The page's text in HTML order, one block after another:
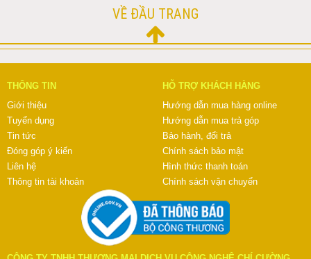
VỀ ĐẦU TRANG
THÔNG TIN
Giới thiệu
Tuyển dụng
Tin tức
Đóng góp ý kiến
Liên hệ
Thông tin tài khoản
HỖ TRỢ KHÁCH HÀNG
Hướng dẫn mua hàng online
Hướng dẫn mua trả góp
Bảo hành, đổi trả
Chính sách bảo mật
Hình thức thanh toán
Chính sách vận chuyển